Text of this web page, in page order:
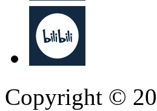
Copyright ©